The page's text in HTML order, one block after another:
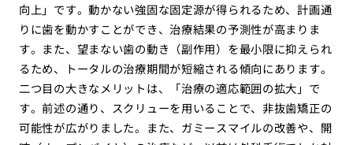
向上」です。動かない強固な固定源が得られるため、計画通
りに歯を動かすことができ、治療結果の予測性が高まりま
す。また、望まない歯の動き（副作用）を最小限に抑えられ
るため、トータルの治療期間が短縮される傾向にあります。
二つ目の大きなメリットは、「治療の適応範囲の拡大」で
す。前述の通り、スクリューを用いることで、非抜歯矯正の
可能性が広がりました。また、ガミースマイルの改善や、開